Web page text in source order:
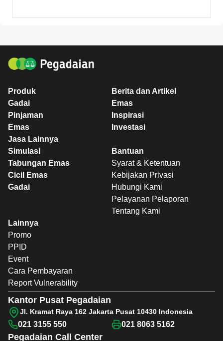
Produk
Gadai
Pinjaman
Emas
Jasa Lainnya
Berita dan Artikel
Emas
Inspirasi
Investasi
Simulasi
Tabungan Emas
Cicil Emas
Gadai
Bantuan
Syarat & Ketentuan
Kebijakan Privasi
Hubungi Kami
Pelayanan Pelaporan
Tentang Kami
Lainnya
Promo
PPID
Event
Cara Pembayaran
Report Vulnerability
Pegadaian Call Center
Kantor Pusat Pegadaian
Jl. Kramat Raya 162 Jakarta Pusat 10430 Indonesia
021 3155 550 021 8063 5162